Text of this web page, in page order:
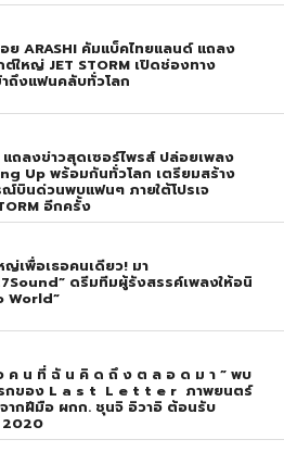
ย ARASHI คัมแบ็คไทยแลนด์ แถลง
ต์ใหญ่ JET STORM เปิดช่องทาง
าถึงแฟนคลับทั่วโลก
แถลงข่าวสุดเซอร์ไพรส์ ปล่อยเพลง
Up พร้อมกันทั่วโลก เตรียมสร้าง
ณ์บินด่วนพบแฟนๆ ภายใต้โปรเจ
อีกครั้ง
ญ่เพื่อเธอคนเดียว! มา
ดรีมทีมผู้รังสรรค์เพลงให้อนิ
World”
ค น ที่ ฉั น คิ ด ถึ ง ต ล อ ด ม า ” พบ
กของ L a s t L e t t e r ภาพยนตร์
ากฝีมือ ผกก. ชุนจิ อิวาอิ ต้อนรับ
2020